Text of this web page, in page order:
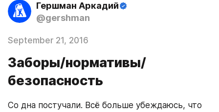
Гершман Аркадий
@gershman
September 21, 2016
Заборы/нормативы/
безопасность
Со дна постучали. Всё больше убеждаюсь, что